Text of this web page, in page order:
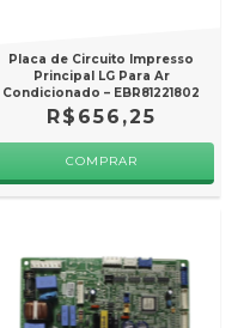
Placa de Circuito Impresso
Principal LG Para Ar
Condicionado – EBR81221802
R$656,25